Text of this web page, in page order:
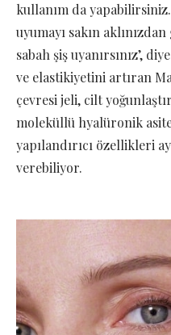
kullanım da
uyumayı sakın
sabah şiş uyanırsınız’,
ve elastikiyetini artıran
çevresi jeli, cilt
moleküllü hyalüronik
yapılandırıcı özellikleri
verebiliyor.